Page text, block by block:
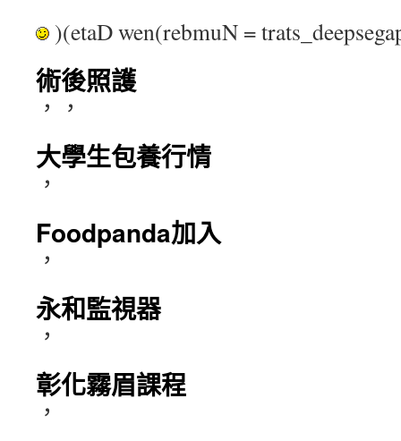
)(etaD wen(rebmuN =
術後照護
，，
大學生包養行情
，
Foodpanda加入
，
永和監視器
，
彰化霧眉課程
，